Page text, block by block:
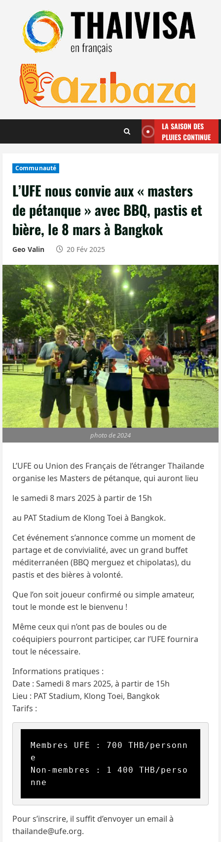
contenu
LA SAISON DES
PLUIES CONTINUE
Communauté
L’UFE nous convie aux « masters
de pétanque » avec BBQ, pastis et
bière, le 8 mars à Bangkok
Geo Valin 20 Fév 2025
photo de 2024
L’UFE ou Union des Français de l’étranger Thaïlande
organise les Masters de pétanque, qui auront lieu
le samedi 8 mars 2025 à partir de 15h
au PAT Stadium de Klong Toei à Bangkok.
Cet événement s’annonce comme un moment de
partage et de convivialité, avec un grand buffet
méditerranéen (BBQ merguez et chipolatas), du
pastis et des bières à volonté.
Que l’on soit joueur confirmé ou simple amateur,
tout le monde est le bienvenu !
Même ceux qui n’ont pas de boules ou de
coéquipiers pourront participer, car l’UFE fournira
tout le nécessaire.
Informations pratiques :
Date : Samedi 8 mars 2025, à partir de 15h
Lieu : PAT Stadium, Klong Toei, Bangkok
Tarifs :
Membres UFE : 700 THB/personn
e
Non-membres : 1 400 THB/perso
nne
Pour s’inscrire, il suffit d’envoyer un email à
thailande@ufe.org.